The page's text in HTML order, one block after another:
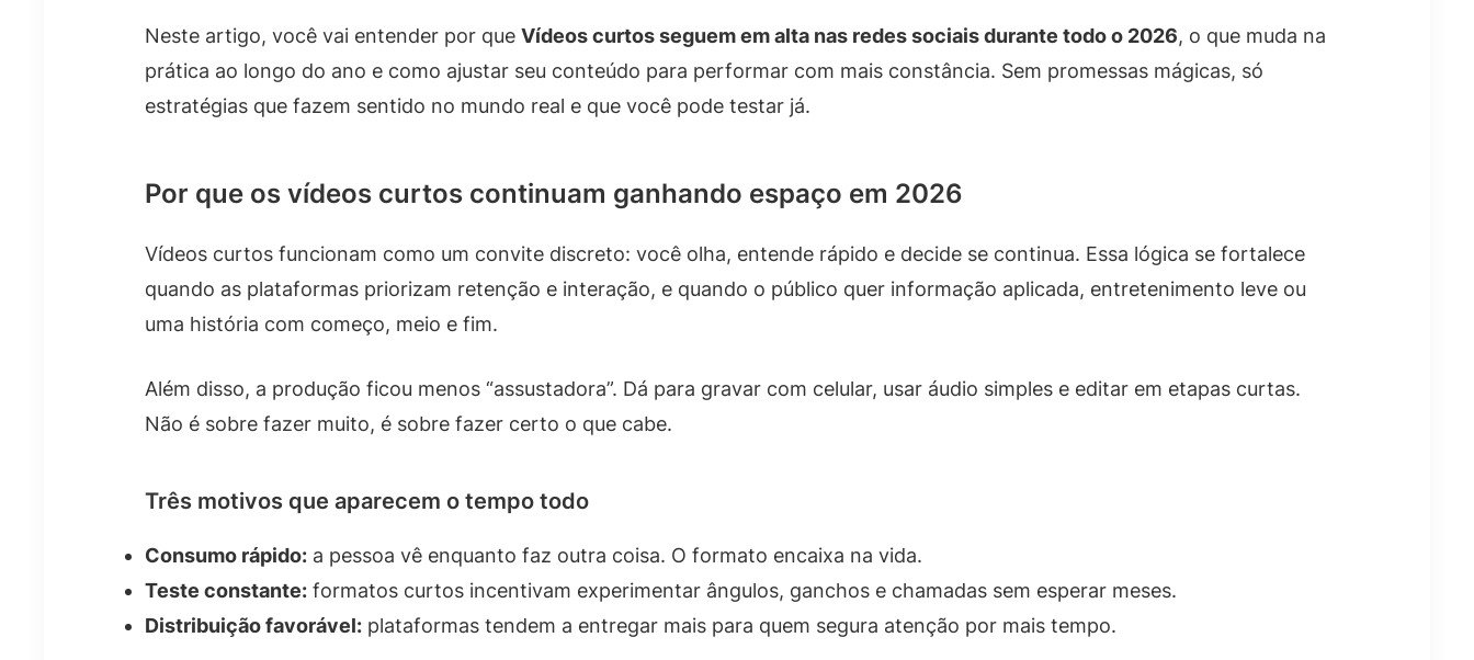
Neste artigo, você vai entender por que Vídeos curtos seguem em alta nas redes sociais durante todo o 2026, o que muda na
prática ao longo do ano e como ajustar seu conteúdo para performar com mais constância. Sem promessas mágicas, só
estratégias que fazem sentido no mundo real e que você pode testar já.
Por que os vídeos curtos continuam ganhando espaço em 2026
Vídeos curtos funcionam como um convite discreto: você olha, entende rápido e decide se continua. Essa lógica se fortalece
quando as plataformas priorizam retenção e interação, e quando o público quer informação aplicada, entretenimento leve ou
uma história com começo, meio e fim.
Além disso, a produção ficou menos “assustadora”. Dá para gravar com celular, usar áudio simples e editar em etapas curtas.
Não é sobre fazer muito, é sobre fazer certo o que cabe.
Três motivos que aparecem o tempo todo
Consumo rápido: a pessoa vê enquanto faz outra coisa. O formato encaixa na vida.
Teste constante: formatos curtos incentivam experimentar ângulos, ganchos e chamadas sem esperar meses.
Distribuição favorável: plataformas tendem a entregar mais para quem segura atenção por mais tempo.